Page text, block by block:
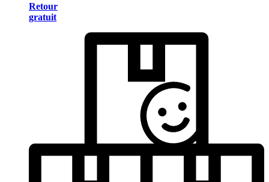
Retour
gratuit